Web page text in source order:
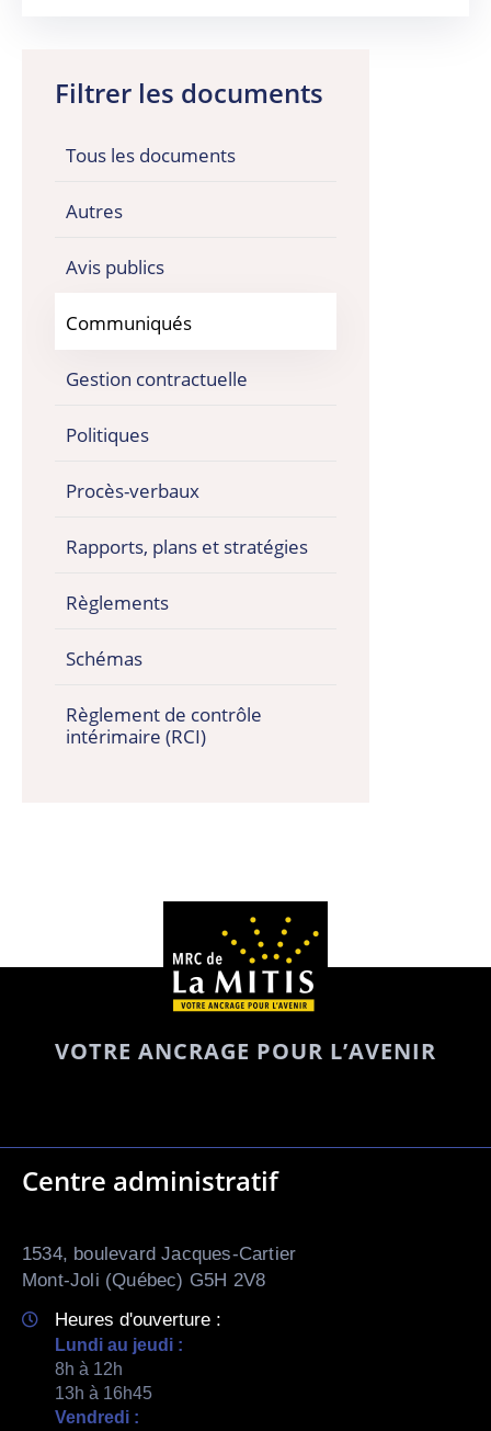
Filtrer les documents
Tous les documents
Autres
Avis publics
Communiqués
Gestion contractuelle
Politiques
Procès-verbaux
Rapports, plans et stratégies
Règlements
Schémas
Règlement de contrôle
intérimaire (RCI)
VOTRE ANCRAGE POUR L’AVENIR
Centre administratif
1534, boulevard Jacques-Cartier
Mont-Joli (Québec) G5H 2V8
Heures d'ouverture :
Lundi au jeudi :
8h à 12h
13h à 16h45
Vendredi :